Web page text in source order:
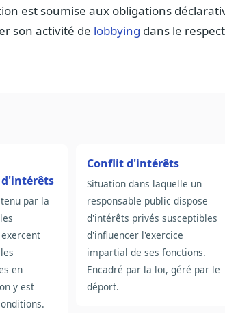
est soumise aux obligations
son activité de lobbying dans le
par la
en
y est
Conflit d'intérêts
Situation dans laquelle un
responsable public dispose
d'intérêts privés susceptibles
d'influencer l'exercice
impartial de ses fonctions.
Encadré par la loi, géré par le
déport.